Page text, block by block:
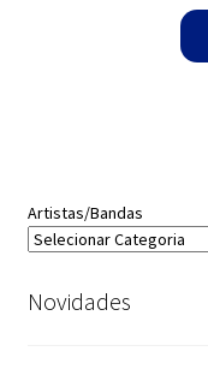
Artistas/Bandas
Novidades